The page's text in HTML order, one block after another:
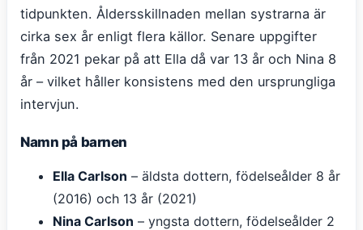
tidpunkten. Åldersskillnaden mellan systrarna är
cirka sex år enligt flera källor. Senare uppgifter
från 2021 pekar på att Ella då var 13 år och Nina 8
år – vilket håller konsistens med den ursprungliga
intervjun.
Namn på barnen
Ella Carlson – äldsta dottern, födelseålder 8 år
(2016) och 13 år (2021)
Nina Carlson – yngsta dottern, födelseålder 2